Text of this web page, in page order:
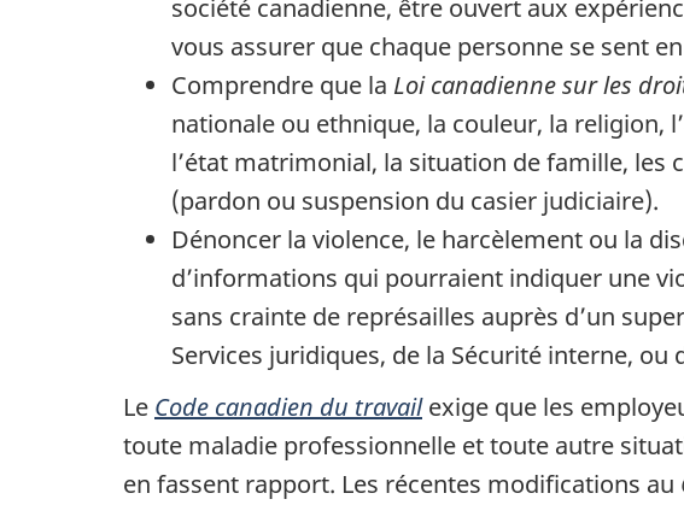
société canadienne, être ouvert aux
vous assurer que chaque personne se sent
Comprendre que la Loi canadienne sur les
nationale ou ethnique, la couleur, la religion,
l’état matrimonial, la situation de famille, les
(pardon ou suspension du casier judiciaire).
Dénoncer la violence, le harcèlement ou la
d’informations qui pourraient indiquer une
sans crainte de représailles auprès d’un
Services juridiques, de la Sécurité interne,
Le Code canadien du travailexige que les
toute maladie professionnelle et toute autre
en fassent rapport. Les récentes modifications au